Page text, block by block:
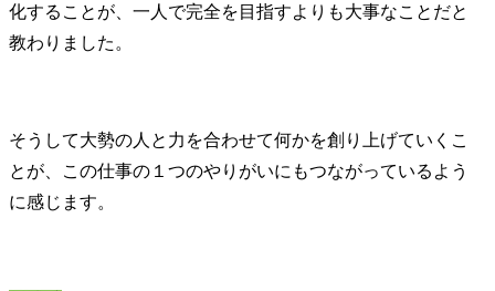
化することが、一人で完全を目指すよりも大事なことだと
教わりました。
そうして大勢の人と力を合わせて何かを創り上げていくこ
とが、この仕事の１つのやりがいにもつながっているよう
に感じます。